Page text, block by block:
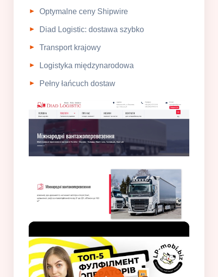
Optymalne ceny Shipwire
Diad Logistic: dostawa szybko
Transport krajowy
Logistyka międzynarodowa
Pełny łańcuch dostaw